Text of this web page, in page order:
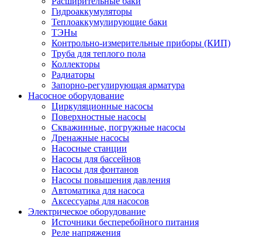
Гидроаккумуляторы
Теплоаккумулирующие баки
ТЭНы
Контрольно-измерительные приборы (КИП)
Труба для теплого пола
Коллекторы
Радиаторы
Запорно-регулирующая арматура
Насосное оборудование
Циркуляционные насосы
Поверхностные насосы
Скважинные, погружные насосы
Дренажные насосы
Насосные станции
Насосы для бассейнов
Насосы для фонтанов
Насосы повышения давления
Автоматика для насоса
Аксессуары для насосов
Электрическое оборудование
Источники бесперебойного питания
Реле напряжения